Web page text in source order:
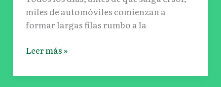
miles de automóviles comienzan a
formar largas filas rumbo a la
ayuda
a
en
Leer más »